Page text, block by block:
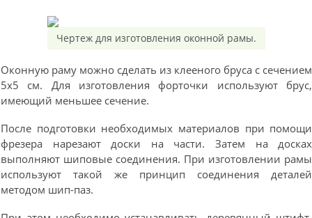
Чертеж для изготовления оконной рамы.
Оконную раму можно сделать из клееного бруса с сечением
5х5 см. Для изготовления форточки используют брус,
имеющий меньшее сечение.
После подготовки необходимых материалов при помощи
фрезера нарезают доски на части. Затем на досках
выполняют шиповые соединения. При изготовлении рамы
используют такой же принцип соединения деталей
методом шип-паз.